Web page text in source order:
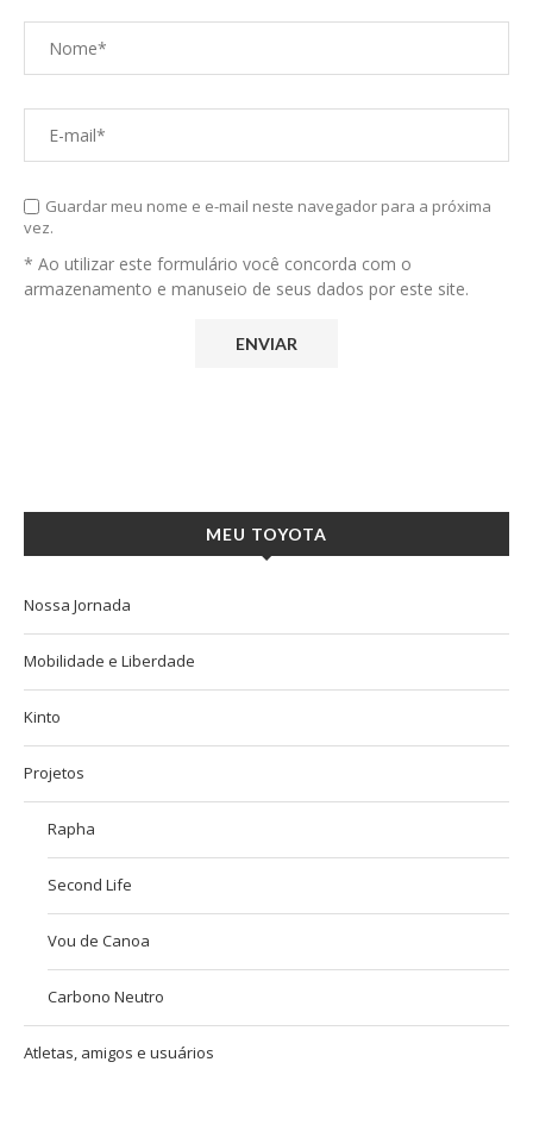
Guardar meu nome e e-mail neste navegador para a próxima
vez.
* Ao utilizar este formulário você concorda com o
armazenamento e manuseio de seus dados por este site.
MEU TOYOTA
Nossa Jornada
Mobilidade e Liberdade
Kinto
Projetos
Rapha
Second Life
Vou de Canoa
Carbono Neutro
Atletas, amigos e usuários